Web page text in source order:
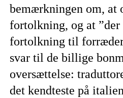
bemærkningen om, at
fortolkning, og at ”der
fortolkning til
svar til de billige
oversættelse:
det kendteste på